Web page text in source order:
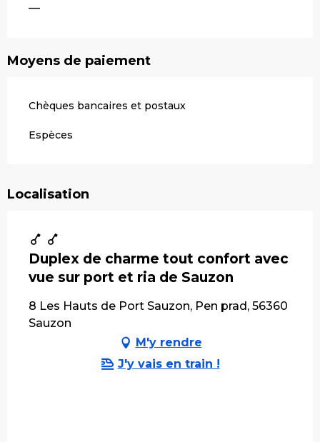
—
Moyens de paiement
Chèques bancaires et postaux
Espèces
Localisation
Duplex de charme tout confort avec
vue sur port et ria de Sauzon
8 Les Hauts de Port Sauzon, Pen prad, 56360
Sauzon
M'y rendre
J'y vais en train !